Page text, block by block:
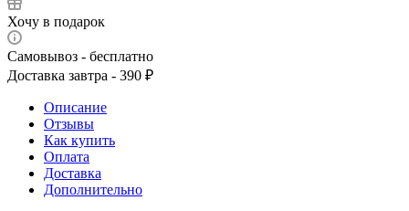
Хочу в подарок
Самовывоз - бесплатно
Доставка завтра - 390 ₽
Описание
Отзывы
Как купить
Оплата
Доставка
Дополнительно